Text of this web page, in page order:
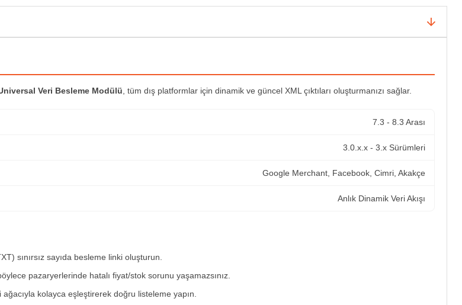
Veri Besleme Modülü , tüm dış platformlar için dinamik ve güncel XML çıktıları oluşturmanızı sağlar.
7.3 - 8.3 Arası
3.0.x.x - 3.x Sürümleri
Google Merchant, Facebook, Cimri, Akakçe
Anlık Dinamik Veri Akışı
sınırsız sayıda besleme linki oluşturun.
pazaryerlerinde hatalı fiyat/stok sorunu yaşamazsınız.
kolayca eşleştirerek doğru listeleme yapın.